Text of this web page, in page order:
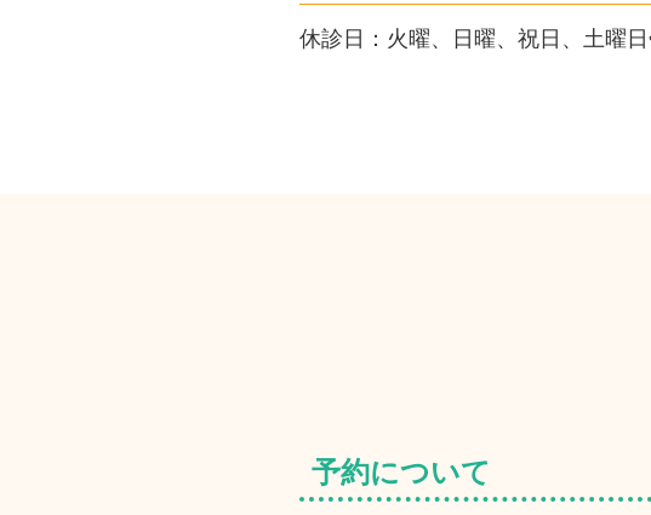
休診日：火曜、日曜、祝日、土曜
予約について